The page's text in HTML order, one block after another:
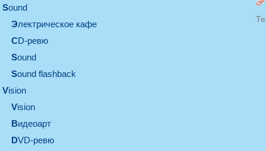
sound
электрическое кафе
CD-ревю
sound
Sound flashback
vision
vision
видеоарт
DVD-ревю